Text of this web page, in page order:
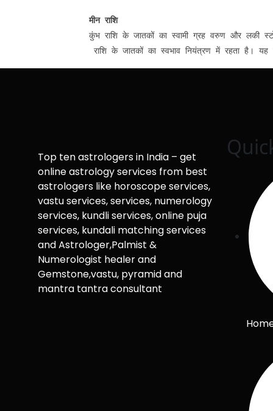
मीन राशि
कुंभ राशि के जातकों का स्वामी ग्रह वरुण और लकी
राशि के जातकों का स्वभाव नियंत्रण में रहता है।
Top ten astrologers in India – get
online astrology services from best
astrologers like horoscope services,
vastu services, services, numerology
services, kundli services, online puja
services, kundali matching services
and Astrologer,Palmist &
Numerologist healer and
Gemstone,vastu, pyramid and
mantra tantra consultant